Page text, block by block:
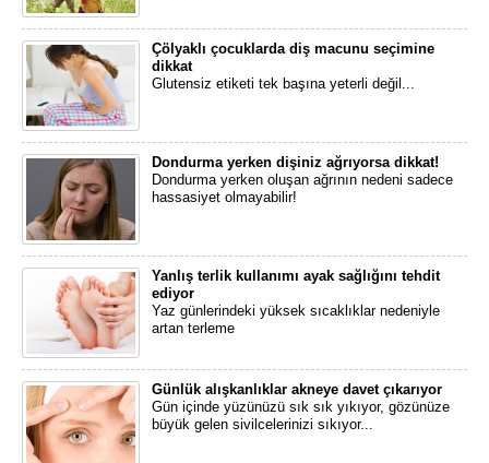
Çölyaklı çocuklarda diş macunu seçimine
dikkat
Glutensiz etiketi tek başına yeterli değil...
Dondurma yerken dişiniz ağrıyorsa dikkat!
Dondurma yerken oluşan ağrının nedeni sadece
hassasiyet olmayabilir!
Yanlış terlik kullanımı ayak sağlığını tehdit
ediyor
Yaz günlerindeki yüksek sıcaklıklar nedeniyle
artan terleme
Günlük alışkanlıklar akneye davet çıkarıyor
Gün içinde yüzünüzü sık sık yıkıyor, gözünüze
büyük gelen sivilcelerinizi sıkıyor...